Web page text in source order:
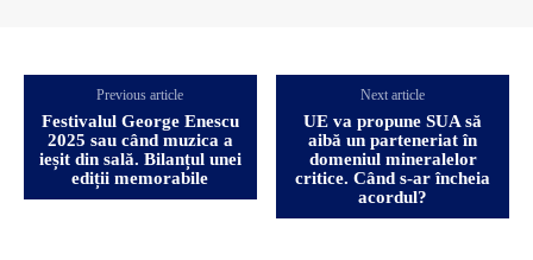
Previous article
Festivalul George Enescu
2025 sau când muzica a
ieșit din sală. Bilanțul unei
ediții memorabile
Next article
UE va propune SUA să
aibă un parteneriat în
domeniul mineralelor
critice. Când s-ar încheia
acordul?